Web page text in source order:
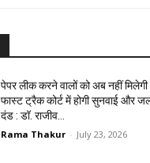
पेपर लीक करने वालों को अब नहीं मिलेगी
फास्ट ट्रैक कोर्ट में होगी सुनवाई और
दंड : डॉ. राजीव...
Rama Thakur - July 23, 2026